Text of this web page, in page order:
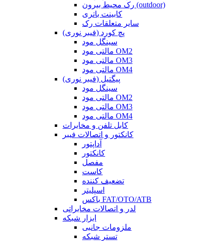
رک محیط بیرون (outdoor)
کابینت باتری
سایر متعلقات رک
پچ کورد (فیبر نوری)
سینگل مود
مالتی مود OM2
مالتی مود OM3
مالتی مود OM4
پیگتیل (فیبر نوری)
سینگل مود
مالتی مود OM2
مالتی مود OM3
مالتی مود OM4
کابل تلفن و مخابرات
کانکتور و اتصالات فیبر
آداپتور
کانکتور
مفصل
کاست
تضعیف کننده
اسپلیتر
باکس FAT/OTO/ATB
لدر و اتصالات مخابراتی
ابزار شبکه
ملزومات جانبی
تستر شبکه